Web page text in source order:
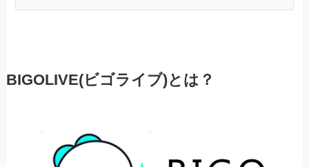
BIGOLIVE(ビゴライブ)とは？